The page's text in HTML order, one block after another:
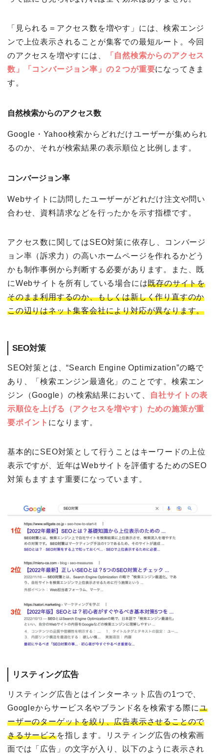
「見られる＝アクセス数を増やす」には、検索エンジ
ンで上位表示されることが集客での最短ルート。今回
のアクセスを増やすには、
「自然検索からのアクセス
数」「コンバージョン率」の２つが重要になってきま
す。
自然検索からのアクセス数
Google・Yahoo検索からどれだけユーザーが集められ
るのか、それが検索結果の表示順位と比例します。
コンバージョン率
Webサイトに訪問したユーザーがどれだけ注文や問い
合わせ、資料請求などを行ったかを示す指標です。
アクセス数に関してはSEO対策に依存し、コンバージ
ョン率（訴求力）の高いホームページを作れるかどう
かも制作事例から判断する必要があります。また、既
にWebサイトを所有している場合には既存のサイトを
そのまま利用するのか、もしくは新しく作り直すのか
この辺りはネット集客会社により対応が異なります。
SEO対策
SEO対策とは、“Search Engine Optimization”の略で
あり、「検索エンジン最適化」のことです。検索エン
ジン（Google）の検索結果において、
自社サイトの表
示順位を上げる（アクセスを増やす）ための施策が重
要ポイント になります。
基本的にSEO対策として行うことはキーワードの上位
表示ですが、近年はWebサイトを評価するためのSEO
対策もますます重要になっています。
リスティング広告
リスティング広告とはインターネット広告の1つで、
Googleからサービス名やブランド名を検索する際にユ
ーザーのターゲットを絞り、広告表示させることので
きるサービスを指します。リスティング広告の検索画
面では「広告」の文字が入り、以下のように表示され